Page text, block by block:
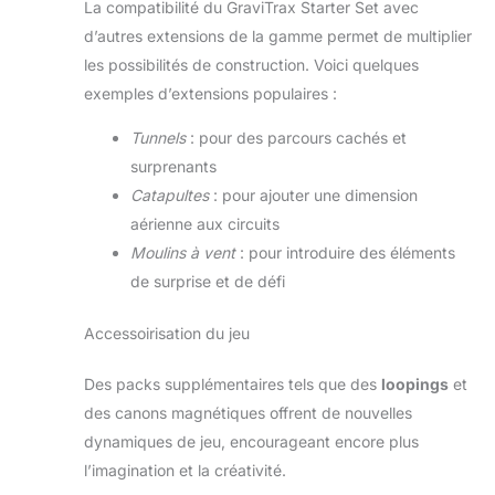
La compatibilité du GraviTrax Starter Set avec
d’autres extensions de la gamme permet de multiplier
les possibilités de construction. Voici quelques
exemples d’extensions populaires :
Tunnels: pour des parcours cachés et
surprenants
Catapultes: pour ajouter une dimension
aérienne aux circuits
Moulins à vent: pour introduire des éléments
de surprise et de défi
Accessoirisation du jeu
Des packs supplémentaires tels que des loopings et
des canons magnétiques offrent de nouvelles
dynamiques de jeu, encourageant encore plus
l’imagination et la créativité.